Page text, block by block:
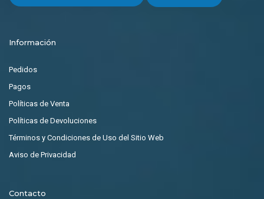
Información
Pedidos
Pagos
Políticas de Venta
Políticas de Devoluciones
Términos y Condiciones de Uso del Sitio Web
Aviso de Privacidad
Contacto